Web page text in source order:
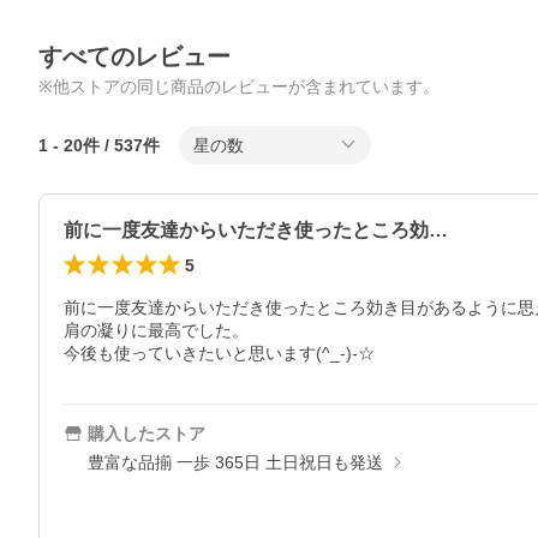
すべてのレビュー
※他ストアの同じ商品のレビューが含まれています。
1 - 20件 / 537件 星の数
前に一度友達からいただき使ったところ効…
5
前に一度友達からいただき使ったところ効き目があるように思
肩の凝りに最高でした。
今後も使っていきたいと思います(^_-)-☆
購入したストア
豊富な品揃 一歩 365日 土日祝日も発送